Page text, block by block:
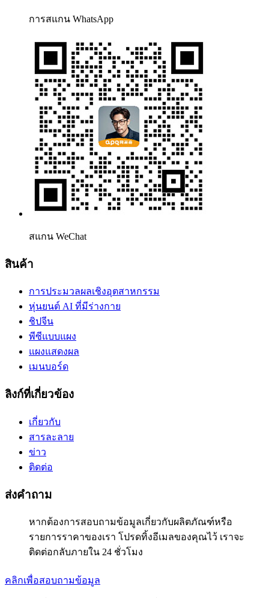
การสแกน WhatsApp
สแกน WeChat
สินค้า
การประมวลผลเชิงอุตสาหกรรม
หุ่นยนต์ AI ที่มีร่างกาย
ชิปจีน
พีซีแบบแผง
แผงแสดงผล
เมนบอร์ด
ลิงก์ที่เกี่ยวข้อง
เกี่ยวกับ
สารละลาย
ข่าว
ติดต่อ
ส่งคำถาม
หากต้องการสอบถามข้อมูลเกี่ยวกับผลิตภัณฑ์หรือ
รายการราคาของเรา โปรดทิ้งอีเมลของคุณไว้ เราจะ
ติดต่อกลับภายใน 24 ชั่วโมง
คลิกเพื่อสอบถามข้อมูล